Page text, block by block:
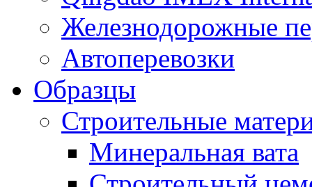
Железнодорожные
Автоперевозки
Образцы
Строительные
Минеральная вата